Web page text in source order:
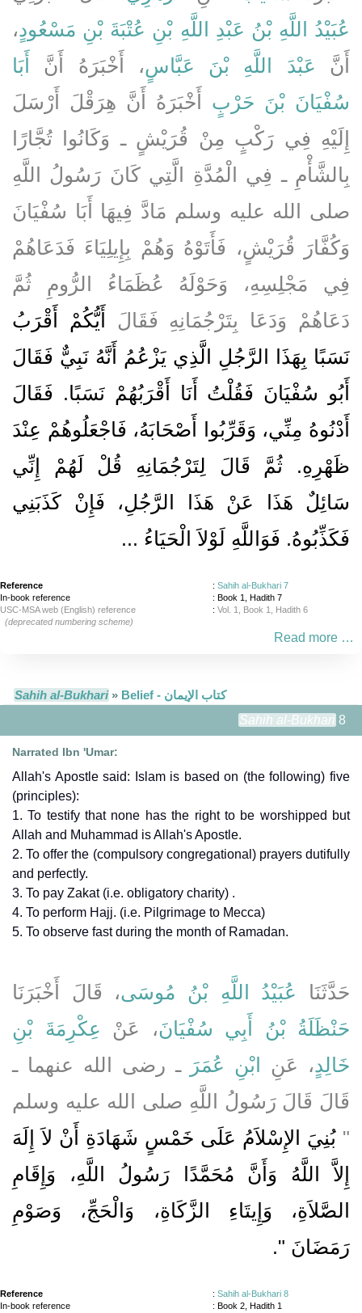
عُبَيْدُ اللَّهِ بْنُ عَبْدِ اللَّهِ بْنِ عُتْبَةَ بْنِ مَسْعُودٍ،
أَنَّ عَبْدَ اللَّهِ بْنَ عَبَّاسٍ، أَخْبَرَهُ أَنَّ
أَبَا
سُفْيَانَ بْنَ حَرْبٍ أَخْبَرَهُ أَنَّ هِرَقْلَ أَرْسَلَ
إِلَيْهِ فِي رَكْبٍ مِنْ قُرَيْشٍ ـ وَكَانُوا تُجَّارًا
بِالشَّأْمِ ـ فِي الْمُدَّةِ الَّتِي كَانَ رَسُولُ اللَّهِ
صلى الله عليه وسلم مَادَّ فِيهَا أَبَا سُفْيَانَ
وَكُفَّارَ قُرَيْشٍ، فَأَتَوْهُ وَهُمْ بِإِيلِيَاءَ فَدَعَاهُمْ
فِي مَجْلِسِهِ، وَحَوْلَهُ عُظَمَاءُ الرُّومِ ثُمَّ
دَعَاهُمْ وَدَعَا بِتَرْجُمَانِهِ فَقَالَ
أَيُّكُمْ أَقْرَبُ
نَسَبًا بِهَذَا الرَّجُلِ الَّذِي يَزْعُمُ أَنَّهُ نَبِيٌّ فَقَالَ
أَبُو سُفْيَانَ فَقُلْتُ أَنَا أَقْرَبُهُمْ نَسَبًا‏.‏ فَقَالَ
أَدْنُوهُ مِنِّي، وَقَرِّبُوا أَصْحَابَهُ، فَاجْعَلُوهُمْ عِنْدَ
ظَهْرِهِ‏.‏ ثُمَّ قَالَ لِتَرْجُمَانِهِ قُلْ لَهُمْ إِنِّي
سَائِلٌ هَذَا عَنْ هَذَا الرَّجُلِ، فَإِنْ كَذَبَنِي
فَكَذِّبُوهُ‏.‏ فَوَاللَّهِ لَوْلاَ الْحَيَاءُ ...
Reference : Sahih al-Bukhari 7
In-book reference
: Book 1, Hadith 7
USC-MSA web (English) reference
: Vol. 1, Book 1, Hadith 6
(deprecated numbering scheme)
Read more …
Sahih al-Bukhari»
Belief - كتاب الإيمان
Sahih al-Bukhari 8
Narrated Ibn 'Umar:
Allah's Apostle said: Islam is based on (the following) five
(principles):
1. To testify that none has the right to be worshipped but
Allah and Muhammad is Allah's Apostle.
2. To offer the (compulsory congregational) prayers dutifully
and perfectly.
3. To pay Zakat (i.e. obligatory charity) .
4. To perform Hajj. (i.e. Pilgrimage to Mecca)
5. To observe fast during the month of Ramadan.
حَدَّثَنَا عُبَيْدُ اللَّهِ بْنُ مُوسَى، قَالَ أَخْبَرَنَا
حَنْظَلَةُ بْنُ أَبِي سُفْيَانَ، عَنْ عِكْرِمَةَ بْنِ
خَالِدٍ، عَنِ ابْنِ عُمَرَ ـ رضى الله عنهما ـ
قَالَ قَالَ رَسُولُ اللَّهِ صلى الله عليه وسلم
‏"‏ بُنِيَ الإِسْلاَمُ عَلَى خَمْسٍ شَهَادَةِ أَنْ لاَ إِلَهَ
إِلاَّ اللَّهُ وَأَنَّ مُحَمَّدًا رَسُولُ اللَّهِ، وَإِقَامِ
الصَّلاَةِ، وَإِيتَاءِ الزَّكَاةِ، وَالْحَجِّ، وَصَوْمِ
رَمَضَانَ ‏"‏‏.‏
Reference : Sahih al-Bukhari 8
In-book reference
: Book 2, Hadith 1